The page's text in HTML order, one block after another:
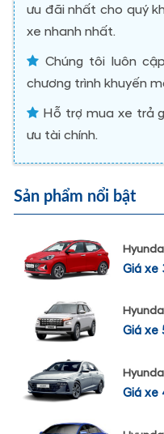
ưu đãi nhất cho quý
xe nhanh nhất.
Chúng tôi luôn
chương trình khuyến
Hỗ trợ mua xe trả
ưu tài chính.
Sản phẩm nổi bật
Giá xe
Giá xe
Giá xe